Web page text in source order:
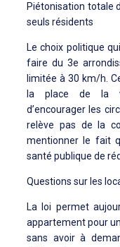
Piétonisation totale
seuls résidents
Le choix politique
faire du 3e
limitée à 30 km/h.
la place de la
d’encourager les
relève pas de la
mentionner le fait
santé publique de
Questions sur les
La loi permet
appartement pour
sans avoir à